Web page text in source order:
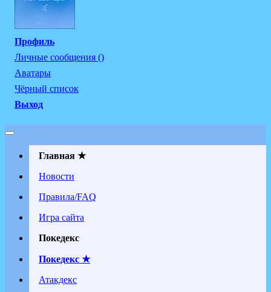
Профиль
Личные сообщения ()
Аватары
Чёрный список
Выход
Главная ★
Новости
Правила/FAQ
Игра сайта
Покедекс
Покедекс ★
Атакдекс